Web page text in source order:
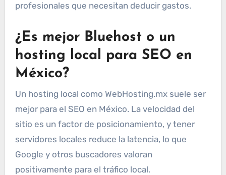
profesionales que necesitan deducir gastos.
¿Es mejor Bluehost o un
hosting local para SEO en
México?
Un hosting local como WebHosting.mx suele ser
mejor para el SEO en México. La velocidad del
sitio es un factor de posicionamiento, y tener
servidores locales reduce la latencia, lo que
Google y otros buscadores valoran
positivamente para el tráfico local.